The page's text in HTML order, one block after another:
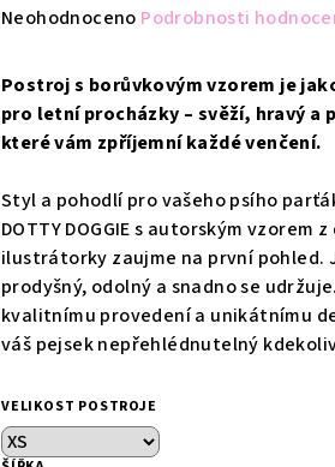
Průměrné
produktu
je
0,0
5
hvězdiček.
Neohodnoceno Podrobnosti
Postroj s borůvkovým vzorem je
pro letní procházky – svěží, hravý a
které vám zpříjemní každé venčení.
Styl a pohodlí pro vašeho psího
DOTTY DOGGIE s autorským vzorem
ilustrátorky zaujme na první pohled.
prodyšný, odolný a snadno se
kvalitnímu provedení a unikátnímu
váš pejsek nepřehlédnutelný
VELIKOST POSTROJE